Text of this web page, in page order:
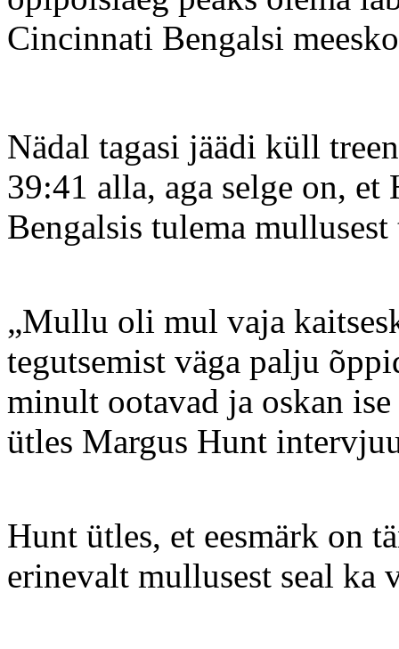
Cincinnati Bengalsi
Nädal tagasi jäädi küll
39:41 alla, aga selge on,
Bengalsis tulema mullusest
„Mullu oli mul vaja
tegutsemist väga palju
minult ootavad ja oskan ise
ütles Margus Hunt
Hunt ütles, et eesmärk on
erinevalt mullusest seal ka